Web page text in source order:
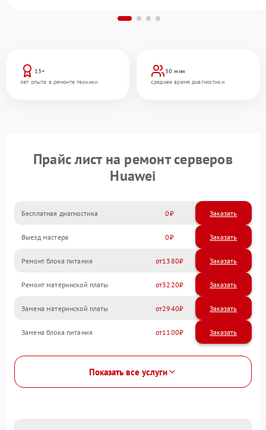
13+
лет опыта в ремонте техники
30 мин
среднее время диагностики
Прайс лист на ремонт серверов
Huawei
Бесплатная диагностика 0 Заказать
Выезд мастера 0 Заказать
Ремонт блока питания 1380
Ремонт материнской платы 3220
Замена материнской платы 2940
Замена блока питания 1100
Показать все услуги